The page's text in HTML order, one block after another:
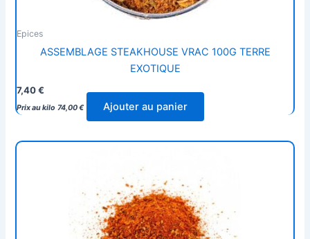
Epices
ASSEMBLAGE STEAKHOUSE VRAC 100G TERRE
EXOTIQUE
7,40€
Prix au kilo 74,00€ Ajouter au panier